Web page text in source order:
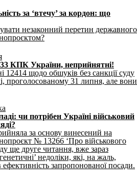
за ‘втечу’ за кордон: що
незаконний перетин державного
КПК України, неприйнятні!
12414 щодо обшуків без санкції суду
проголосованому 31 липня, але вони
чи потрібен Україні військовий
за основу винесений на
№ 13266 ‘Про військового
ще друге читання, вже зараз
недоліки, які, на жаль,
ефективність запропонованої посади.